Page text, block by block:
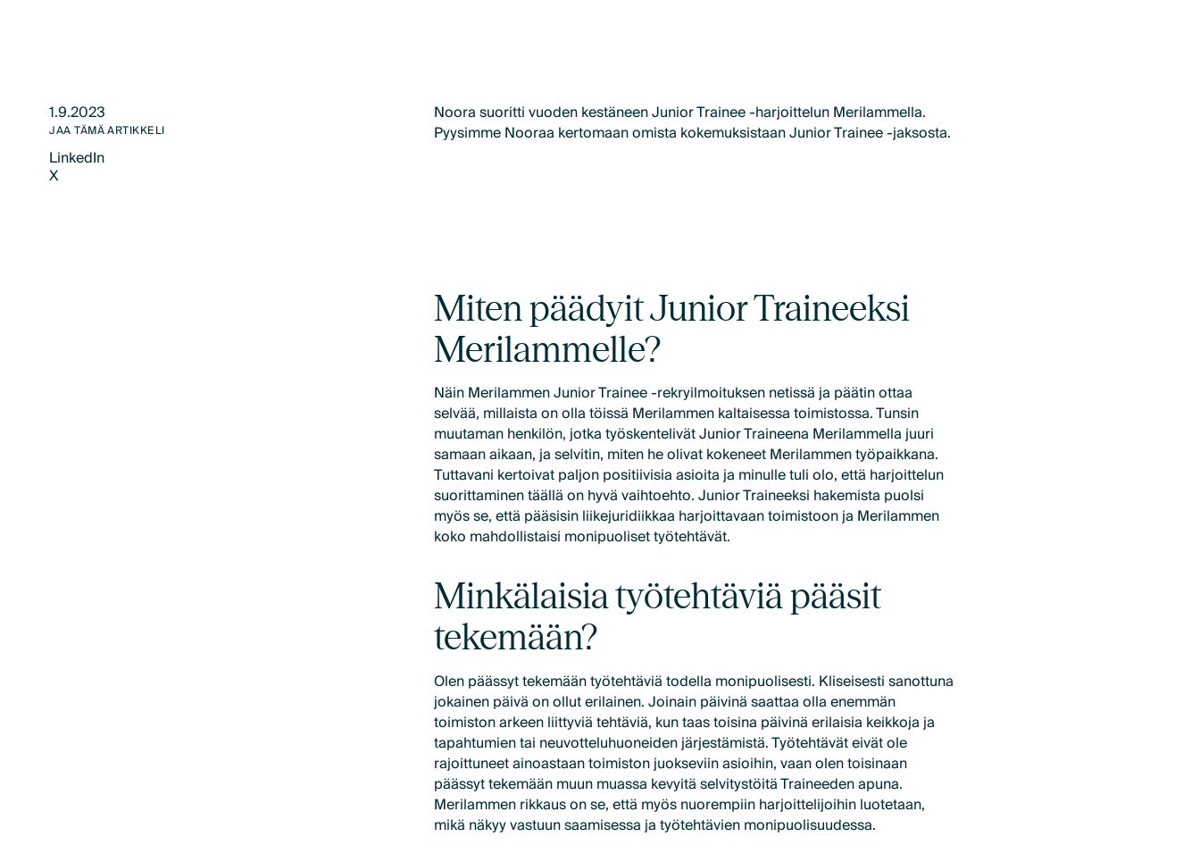
1.9.2023
JAA TÄMÄ ARTIKKELI
LinkedIn
LinkedIn
X
Noora suoritti vuoden kestäneen Junior Trainee -harjoittelun Merilammella.
Pyysimme Nooraa kertomaan omista kokemuksistaan Junior Trainee -jaksosta.
Miten päädyit Junior Traineeksi
Merilammelle?
Näin Merilammen Junior Trainee -rekryilmoituksen netissä ja päätin ottaa
selvää, millaista on olla töissä Merilammen kaltaisessa toimistossa. Tunsin
muutaman henkilön, jotka työskentelivät Junior Traineena Merilammella juuri
samaan aikaan, ja selvitin, miten he olivat kokeneet Merilammen työpaikkana.
Tuttavani kertoivat paljon positiivisia asioita ja minulle tuli olo, että harjoittelun
suorittaminen täällä on hyvä vaihtoehto. Junior Traineeksi hakemista puolsi
myös se, että pääsisin liikejuridiikkaa harjoittavaan toimistoon ja Merilammen
koko mahdollistaisi monipuoliset työtehtävät.
Minkälaisia työtehtäviä pääsit
tekemään?
Olen päässyt tekemään työtehtäviä todella monipuolisesti. Kliseisesti sanottuna
jokainen päivä on ollut erilainen. Joinain päivinä saattaa olla enemmän
toimiston arkeen liittyviä tehtäviä, kun taas toisina päivinä erilaisia keikkoja ja
tapahtumien tai neuvotteluhuoneiden järjestämistä. Työtehtävät eivät ole
rajoittuneet ainoastaan toimiston juokseviin asioihin, vaan olen toisinaan
päässyt tekemään muun muassa kevyitä selvitystöitä Traineeden apuna.
Merilammen rikkaus on se, että myös nuorempiin harjoittelijoihin luotetaan,
mikä näkyy vastuun saamisessa ja työtehtävien monipuolisuudessa.